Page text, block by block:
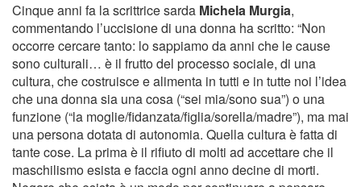
Cinque anni fa la scrittrice sarda Michela Murgia,
commentando l’uccisione di una donna ha scritto: “Non
occorre cercare tanto: lo sappiamo da anni che le cause
sono culturali… è il frutto del processo sociale, di una
cultura, che costruisce e alimenta in tutti e in tutte noi l’idea
che una donna sia una cosa (“sei mia/sono sua”) o una
funzione (“la moglie/fidanzata/figlia/sorella/madre”), ma mai
una persona dotata di autonomia. Quella cultura è fatta di
tante cose. La prima è il rifiuto di molti ad accettare che il
maschilismo esista e faccia ogni anno decine di morti.